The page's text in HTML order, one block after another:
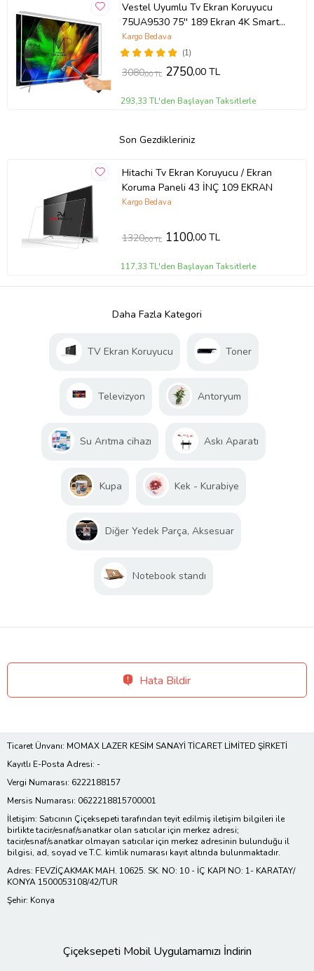
Vestel Uyumlu Tv Ekran Koruyucu
75UA9530 75'' 189 Ekran 4K Smart
Android TV
(1)
Kargo Bedava
3080,00 TL 2750,00 TL
293,33 TL'den Başlayan Taksitlerle
Son Gezdikleriniz
Hitachi Tv Ekran Koruyucu / Ekran
Koruma Paneli 43 İNÇ 109 EKRAN
Kargo Bedava
1320,00 TL 1100,00 TL
117,33 TL'den Başlayan Taksitlerle
Daha Fazla Kategori
TV Ekran Koruyucu Toner
Televizyon Antoryum
Su Arıtma cihazı Askı Aparatı
Kupa Kek - Kurabiye
Diğer Yedek Parça, Aksesuar
Notebook standı
Hata Bildir
Ticaret Ünvanı: MOMAX LAZER KESİM SANAYİ TİCARET LİMİTED ŞİRKETİ
Kayıtlı E-Posta Adresi: -
Vergi Numarası: 6222188157
Mersis Numarası: 0622218815700001
İletişim: Satıcının Çiçeksepeti tarafından teyit edilmiş iletişim bilgileri ile
birlikte tacir/esnaf/sanatkar olan satıcılar için merkez adresi;
tacir/esnaf/sanatkar olmayan satıcılar için merkez adresinin bulunduğu il
bilgisi, ad, soyad ve T.C. kimlik numarası kayıt altında bulunmaktadır.
Adres: FEVZİÇAKMAK MAH. 10625. SK. NO: 10 - İÇ KAPI NO: 1- KARATAY/
KONYA 1500053108/42/TUR
Şehir: Konya
Çiçeksepeti Mobil Uygulamamızı İndirin